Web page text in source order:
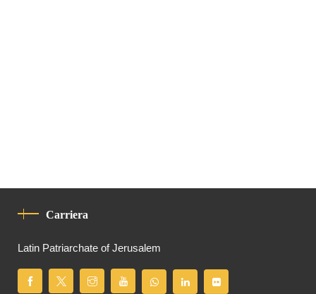
Carriera
Latin Patriarchate of Jerusalem